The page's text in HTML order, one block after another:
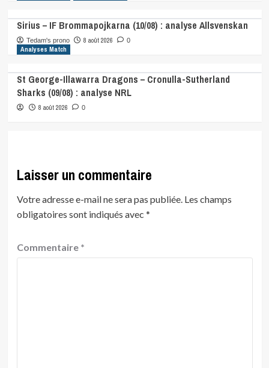
Sirius – IF Brommapojkarna (10/08) : analyse Allsvenskan
Tedam's prono 8 août 2026 0
Analyses Match
St George-Illawarra Dragons – Cronulla-Sutherland
Sharks (09/08) : analyse NRL
8 août 2026 0
Laisser un commentaire
Votre adresse e-mail ne sera pas publiée. Les champs
obligatoires sont indiqués avec *
Commentaire *